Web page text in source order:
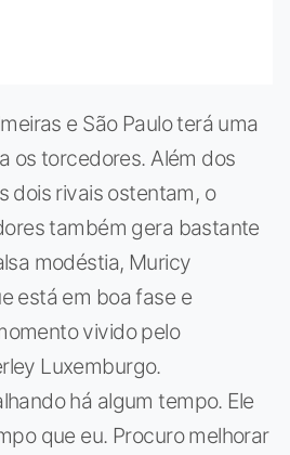
e São Paulo terá uma
os torcedores. Além dos
dois rivais ostentam, o
também gera bastante
modéstia, Muricy
está em boa fase e
vivido pelo
Luxemburgo.
há algum tempo. Ele
que eu. Procuro melhorar